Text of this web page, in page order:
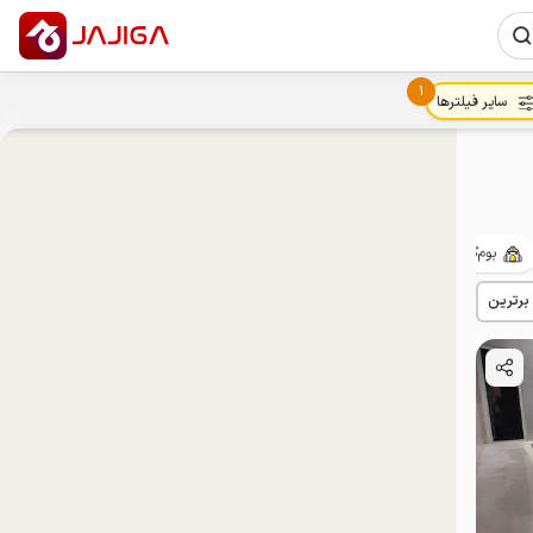
بوم‌گردی
برترین
1
سایر فیلترها